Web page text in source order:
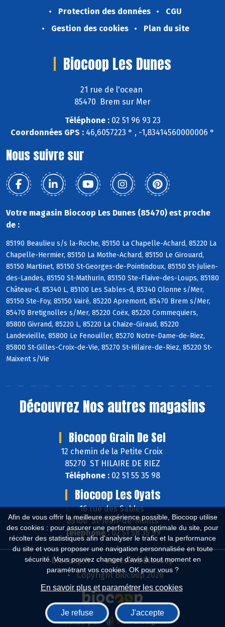
Afin de vous offrir la meilleure expérience possible, Biocoop utilise
des cookies : pour assurer une performance optimale du site, pour
récolter des statistiques afin d'analyser le trafic et la performance
du site et vous proposer une navigation personnalisée en toute
sécurité. Vous pouvez changer d'avis à tout moment en
paramétrant vos cookies. OK pour vous ?
En savoir plus et paramétrer les cookies
Je refuse J'accepte
Protection des données
CGU
Gestion des cookies
Plan du site
Biocoop Les Dunes
21 rue de l'ocean
85470 Brem sur Mer
Téléphone :02 51 96 93 23
Coordonnées GPS : 46,6057223 ° , -1,83414560000006 °
Nous suivre sur
Votre magasin Biocoop Les Dunes (85470) est proche
de :
85190 Beaulieu s/s la-Roche, 85150 La Chapelle-Achard, 85220 La
Chapelle-Hermier, 85150 La Mothe-Achard, 85150 Le Girouard,
85150 Martinet, 85150 St-Georges-de-Pointindoux, 85150 St-Julien-
des-Landes, 85150 St-Mathurin, 85150 Ste-Flaive-des-Loups, 85180
Château-d, 85340 L, 85100 Les Sables-d, 85340 Olonne s/Mer,
85150 Ste-Foy, 85150 Vairé, 85220 Apremont, 85470 Brem s/Mer,
85470 Bretignolles s/Mer, 85220 Coëx, 85220 Commequiers,
85800 Givrand, 85220 L, 85220 La Chaize-Giraud, 85220
Landevieille, 85800 Le Fenouiller, 85270 Notre-Dame-de-Riez,
85800 St-Gilles-Croix-de-Vie, 85270 St-Hilaire-de-Riez, 85220 St-
Maixent s/Vie
Découvrez Nos autres magasins
Biocoop Grain De Sel
12 chemin de la Petite Croix
85270 ST HILAIRE DE RIEZ
Téléphone : 02 51 55 35 98
Biocoop Les Oyats
16 rue des Sables
85160 St-Jean-de-Monts
Téléphone :02 51 58 35 99
Biocoop.fr
Le réseau Biocoop
Copyright Biocoop 2026
Réalisé par